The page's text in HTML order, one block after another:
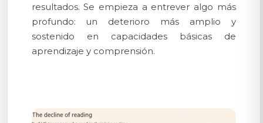
resultados. Se empieza a entrever algo más
profundo: un deterioro más amplio y
sostenido en capacidades básicas de
aprendizaje y comprensión.